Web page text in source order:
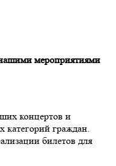
мероприятиями
концертов и
категорий граждан.
билетов для